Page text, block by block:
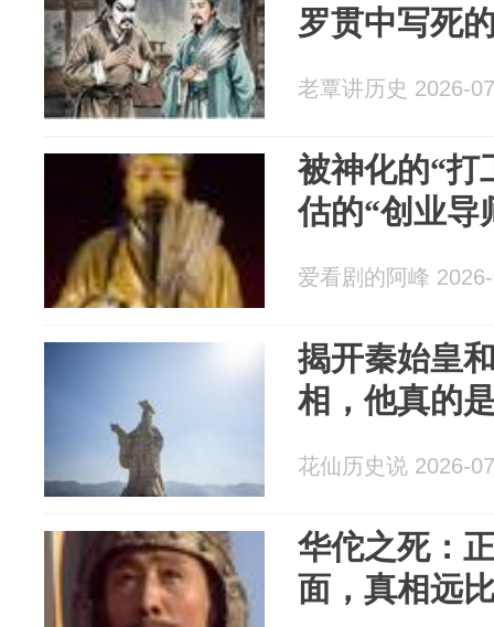
罗贯中写死
老覃讲历史 2026-
被神化的“打
估的“创业导
爱看剧的阿峰
揭开秦始皇
相，他真的
花仙历史说 2026-
华佗之死：
面，真相远